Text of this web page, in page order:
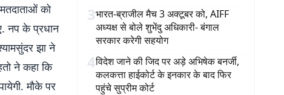
को
नप के प्रधान
झा ने
ने कहा कि
मौके पर
3भारत-ब्राजील मैच 3 अक्टूबर को, AIFF
अध्यक्ष से बोले शुभेंदु अधिकारी- बंगाल
सरकार करेगी सहयोग
4विदेश जाने की जिद पर अड़े अभिषेक बनर्जी,
कलकत्ता हाईकोर्ट के इनकार के बाद फिर
पहुंचे सुप्रीम कोर्ट